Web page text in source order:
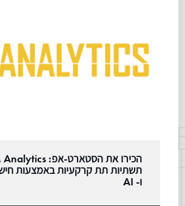
תשתיות תת קרקעיות באמצעות
ו- AI